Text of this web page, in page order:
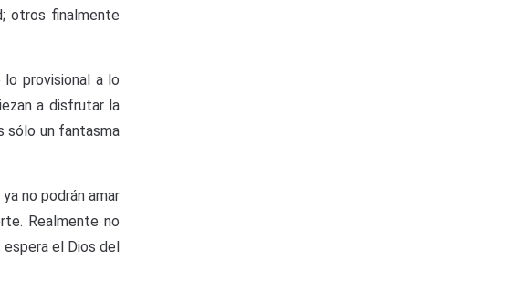
otros finalmente
provisional a lo
a disfrutar la
sólo un fantasma
no podrán amar
Realmente no
el Dios del